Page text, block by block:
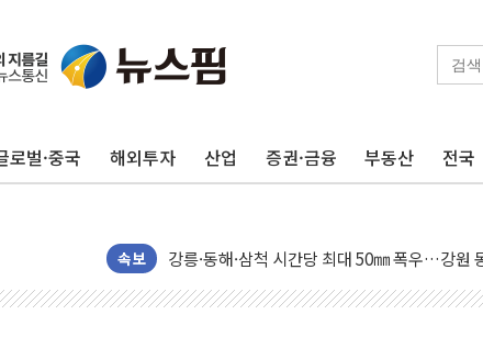
로벌·중국 해외투자 산업 증권·금융 부동산 전국
속보
이번주 국내 주요 금융일정(8.10~8.14)
강릉·동해·삼척 시간당 최대 50㎜ 폭우…강원
폐기물 수거하다 참변…60대 환경미화원 수거